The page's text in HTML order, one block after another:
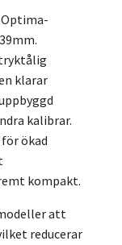
klarar
kalibrar.
ökad
kompakt.
att
reducerar